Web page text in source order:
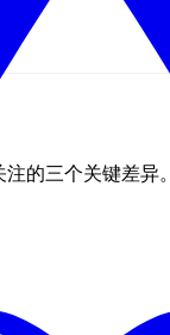
的三个关键差异。